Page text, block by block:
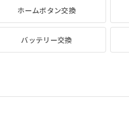
ホームボタン交換
バッテリー交換